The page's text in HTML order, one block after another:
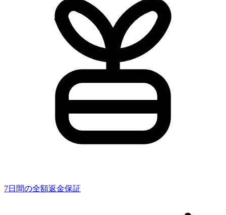
7日間の全額返金保証